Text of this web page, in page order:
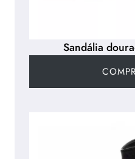
Sandália